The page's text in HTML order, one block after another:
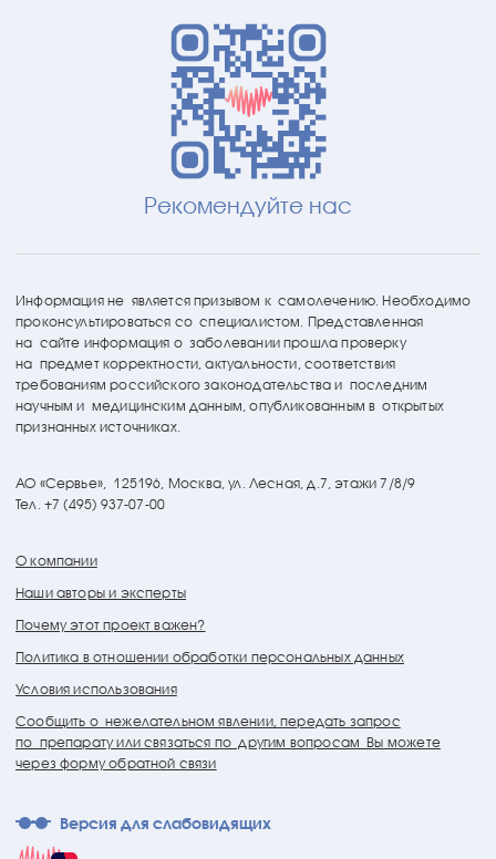
О компании
Наши авторы и эксперты
Почему этот проект важен?
Политика в отношении обработки персональных данных
Условия использования
Сообщить о нежелательном явлении, передать запрос
по препарату или связаться по другим вопросам Вы можете
через форму обратной связи
АО «Сервье», 125196, Москва, ул. Лесная, д.7, этажи 7/8/9
Тел. +7 (495) 937-07-00
Версия для слабовидящих
Информация не является призывом к самолечению. Необходимо
проконсультироваться со специалистом. Представленная
на сайте информация о заболевании прошла проверку
на предмет корректности, актуальности, соответствия
требованиям российского законодательства и последним
научным и медицинским данным, опубликованным в открытых
признанных источниках.
Рекомендуйте нас